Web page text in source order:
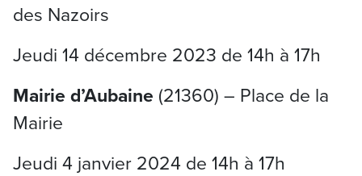
des Nazoirs
Jeudi 14 décembre 2023 de 14h à 17h
Mairie d’Aubaine (21360) – Place de la
Mairie
Jeudi 4 janvier 2024 de 14h à 17h